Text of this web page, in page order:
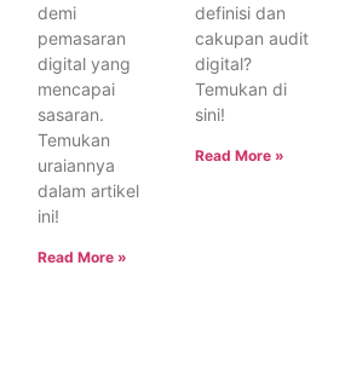
demi
pemasaran
digital yang
mencapai
sasaran.
Temukan
uraiannya
dalam artikel
ini!
Read More »
definisi dan
cakupan audit
digital?
Temukan di
sini!
Read More »